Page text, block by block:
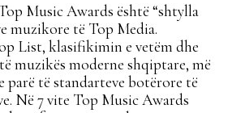
Music Awards është “shtylla
muzikore të Top Media.
List, klasifikimin e vetëm dhe
muzikës moderne shqiptare, më
parë të standarteve botërore të
Në 7 vite Top Music Awards